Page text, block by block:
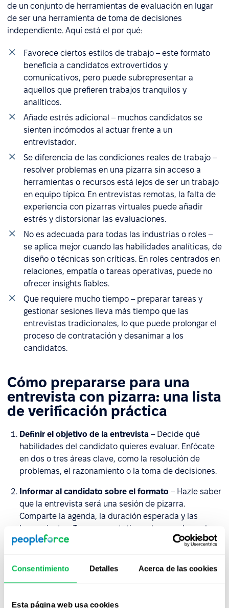
Consentimiento Detalles Acerca de las cookies
Esta página web usa cookies
de un conjunto de herramientas de evaluación en lugar
de ser una herramienta de toma de decisiones
independiente. Aquí está el por qué:
Favorece ciertos estilos de trabajo – este formato
beneficia a candidatos extrovertidos y
comunicativos, pero puede subrepresentar a
aquellos que prefieren trabajos tranquilos y
analíticos.
Añade estrés adicional – muchos candidatos se
sienten incómodos al actuar frente a un
entrevistador.
Se diferencia de las condiciones reales de trabajo –
resolver problemas en una pizarra sin acceso a
herramientas o recursos está lejos de ser un trabajo
en equipo típico. En entrevistas remotas, la falta de
experiencia con pizarras virtuales puede añadir
estrés y distorsionar las evaluaciones.
No es adecuada para todas las industrias o roles –
se aplica mejor cuando las habilidades analíticas, de
diseño o técnicas son críticas. En roles centrados en
relaciones, empatía o tareas operativas, puede no
ofrecer insights fiables.
Que requiere mucho tiempo – preparar tareas y
gestionar sesiones lleva más tiempo que las
entrevistas tradicionales, lo que puede prolongar el
proceso de contratación y desanimar a los
candidatos.
Cómo prepararse para una
entrevista con pizarra: una lista
de verificación práctica
Definir el objetivo de la entrevista – Decide qué
habilidades del candidato quieres evaluar. Enfócate
en dos o tres áreas clave, como la resolución de
problemas, el razonamiento o la toma de decisiones.
Informar al candidato sobre el formato – Hazle saber
que la entrevista será una sesión de pizarra.
Comparte la agenda, la duración esperada y las
herramientas. Tener expectativas claras reduce el
estrés y permite que los candidatos se enfoquen en
Preparar una tarea adecuada
– Elige un problema
que refleje la realidad del puesto y que pueda